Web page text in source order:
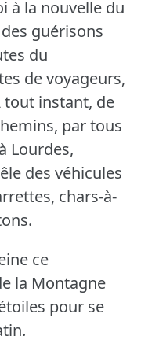
à la nouvelle du
guérisons
du
de voyageurs,
tout instant, de
par tous
Lourdes,
des véhicules
chars-à-
ce
la Montagne
pour se